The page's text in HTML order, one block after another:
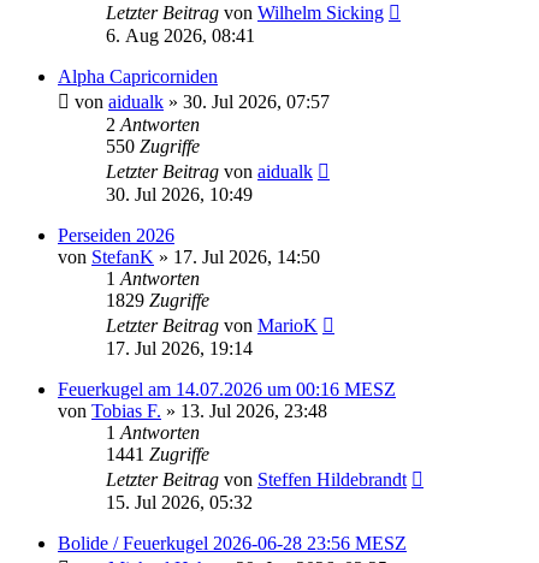
Letzter Beitrag von Wilhelm Sicking
6. Aug 2026, 08:41
Alpha Capricorniden
von aidualk » 30. Jul 2026, 07:57
2 Antworten
550 Zugriffe
Letzter Beitrag von aidualk
30. Jul 2026, 10:49
Perseiden 2026
von StefanK » 17. Jul 2026, 14:50
1 Antworten
1829 Zugriffe
Letzter Beitrag von MarioK
17. Jul 2026, 19:14
Feuerkugel am 14.07.2026 um 00:16 MESZ
von Tobias F. » 13. Jul 2026, 23:48
1 Antworten
1441 Zugriffe
Letzter Beitrag von Steffen Hildebrandt
15. Jul 2026, 05:32
Bolide / Feuerkugel 2026-06-28 23:56 MESZ